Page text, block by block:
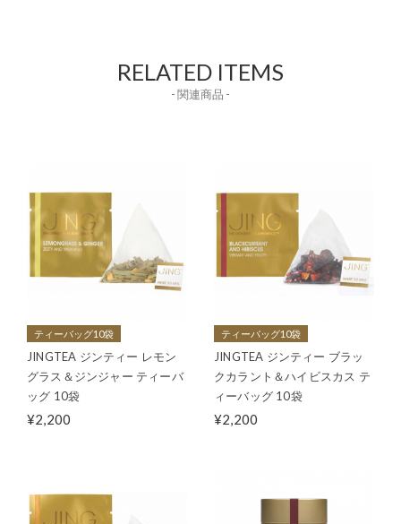
RELATED ITEMS
- 関連商品 -
ティーバッグ10袋
JINGTEA ジンティー レモン
グラス＆ジンジャー ティーバ
ッグ 10袋
¥2,200
ティーバッグ10袋
JINGTEA ジンティー ブラッ
クカラント＆ハイビスカス テ
ィーバッグ 10袋
¥2,200